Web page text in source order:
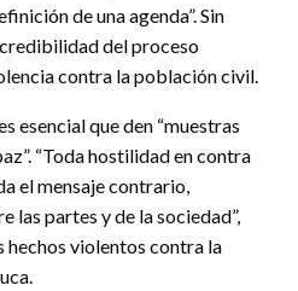
de una agenda”. Sin
del proceso
contra la población civil.
esencial que den “muestras
“Toda hostilidad en contra
el mensaje contrario,
las partes y de la sociedad”,
hechos violentos contra la